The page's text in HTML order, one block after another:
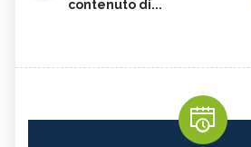
contenuto di...